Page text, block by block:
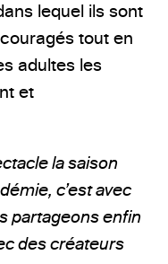
lequel ils sont
tout en
adultes les
et
la saison
c’est avec
partageons enfin
des créateurs